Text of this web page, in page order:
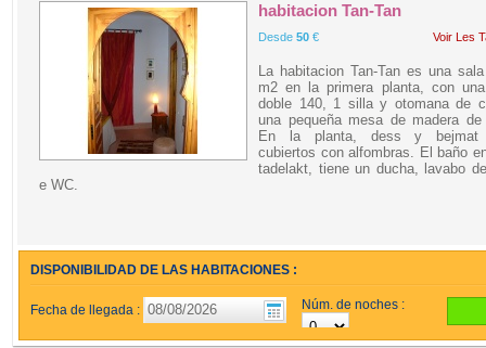
habitacion Tan-Tan
Desde 50 € Voir Les
La habitacion Tan-Tan es una
m2 en la primera planta, con
doble 140, 1 silla y otomana de
una pequeña mesa de madera de
En la planta, dess y bejmat
cubiertos con alfombras. El baño
tadelakt, tiene un ducha, lavabo
e WC.
DISPONIBILIDAD DE LAS HABITACIONES :
Fecha de llegada : Núm. de noches :